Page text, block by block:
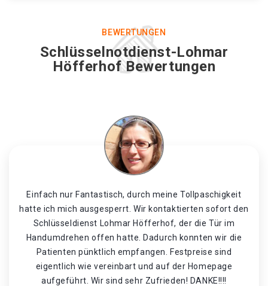
BEWERTUNGEN
Schlüsselnotdienst-Lohmar
Höfferhof Bewertungen
Einfach nur Fantastisch, durch meine Tollpaschigkeit
hatte ich mich ausgesperrt. Wir kontaktierten sofort den
Schlüsseldienst Lohmar Höfferhof, der die Tür im
Handumdrehen offen hatte. Dadurch konnten wir die
Patienten pünktlich empfangen. Festpreise sind
eigentlich wie vereinbart und auf der Homepage
aufgeführt. Wir sind sehr Zufrieden! DANKE!!!!